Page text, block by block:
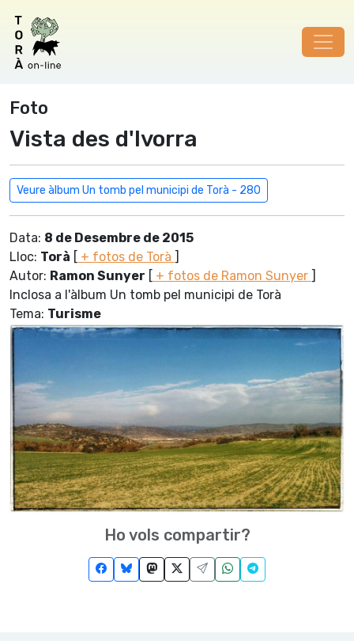
Foto
Vista des d'Ivorra
Veure àlbum Un tomb pel municipi de Torà - 280
Data: 8 de Desembre de 2015
Lloc: Torà [ + fotos de Torà ]
Autor: Ramon Sunyer [ + fotos de Ramon Sunyer ]
Inclosa a l'àlbum Un tomb pel municipi de Torà
Tema: Turisme
Ho vols compartir?